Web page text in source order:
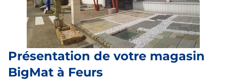
Présentation de votre magasin
BigMat à Feurs